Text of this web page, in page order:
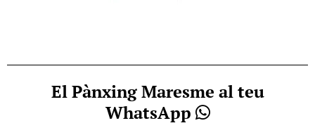
El Pànxing Maresme al teu
WhatsApp